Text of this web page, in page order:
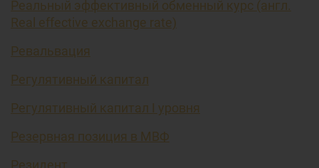
Реальный эффективный обменный курс (англ.
Real effective exchange rate)
Ревальвация
Регулятивный капитал
Регулятивный капитал I уровня
Резервная позиция в МВФ
Резидент